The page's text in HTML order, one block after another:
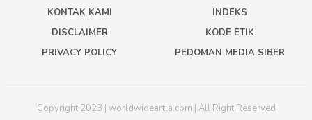
KONTAK KAMI
INDEKS
DISCLAIMER
KODE ETIK
PRIVACY POLICY
PEDOMAN MEDIA SIBER
Copyright 2023 | worldwideartla.com | All Right Reserved